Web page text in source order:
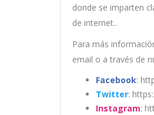
donde se imparten
de internet..
Para más
email o a través de
Facebook:
Twitter:
Instagram: